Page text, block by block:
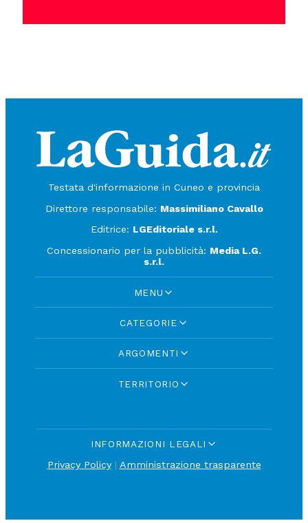
Testata d'informazione in Cuneo e provincia
Direttore responsabile: Massimiliano Cavallo
Editrice: LGEditoriale s.r.l.
Concessionario per la pubblicità: Media L.G.
s.r.l.
MENU
CATEGORIE
ARGOMENTI
TERRITORIO
INFORMAZIONI LEGALI
Privacy Policy| Amministrazione trasparente